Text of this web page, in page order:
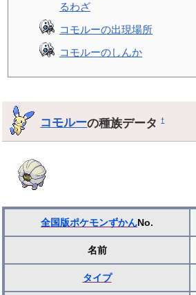
るわざ
コモルーの出現場所
コモルーのしんか
コモルーの種族データ†
全国版ポケモンずかんNo.
名前
タイプ